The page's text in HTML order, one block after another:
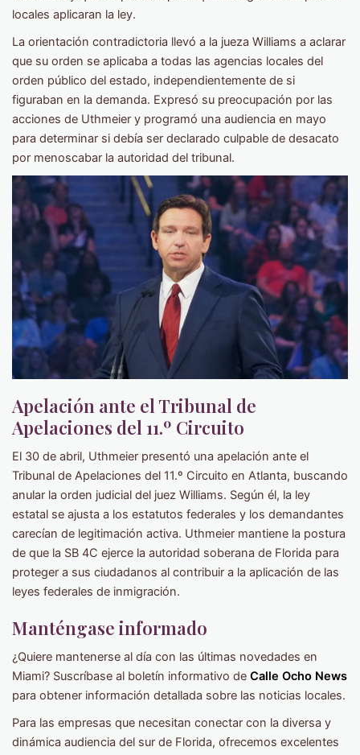
locales aplicaran la ley.
La orientación contradictoria llevó a la jueza Williams a aclarar
que su orden se aplicaba a todas las agencias locales del
orden público del estado, independientemente de si
figuraban en la demanda. Expresó su preocupación por las
acciones de Uthmeier y programó una audiencia en mayo
para determinar si debía ser declarado culpable de desacato
por menoscabar la autoridad del tribunal.
Apelación ante el Tribunal de
Apelaciones del 11.º Circuito
El 30 de abril, Uthmeier presentó una apelación ante el
Tribunal de Apelaciones del 11.º Circuito en Atlanta, buscando
anular la orden judicial del juez Williams. Según él, la ley
estatal se ajusta a los estatutos federales y los demandantes
carecían de legitimación activa. Uthmeier mantiene la postura
de que la SB 4C ejerce la autoridad soberana de Florida para
proteger a sus ciudadanos al contribuir a la aplicación de las
leyes federales de inmigración.
Manténgase informado
¿Quiere mantenerse al día con las últimas novedades en
Miami? Suscríbase al boletín informativo de Calle Ocho News
para obtener información detallada sobre las noticias locales.
Para las empresas que necesitan conectar con la diversa y
dinámica audiencia del sur de Florida, ofrecemos excelentes